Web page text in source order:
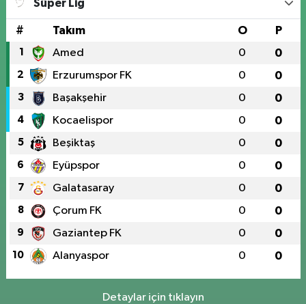
Süper Lig
# Takım O P
1 Amed 0 0
2 Erzurumspor FK 0 0
3 Başakşehir 0 0
4 Kocaelispor 0 0
5 Beşiktaş 0 0
6 Eyüpspor 0 0
7 Galatasaray 0 0
8 Çorum FK 0 0
9 Gaziantep FK 0 0
10 Alanyaspor 0 0
Detaylar için tıklayın